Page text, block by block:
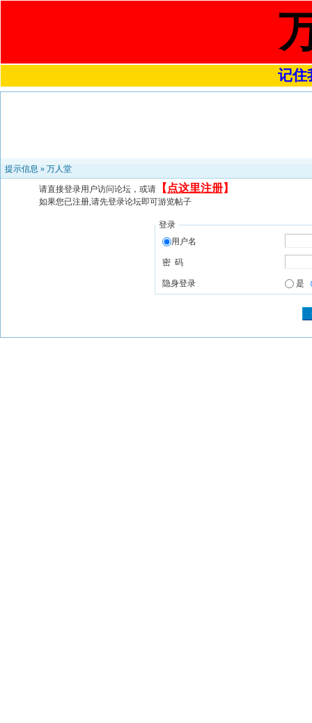
记住
提示信息 » 万人堂
请直接登录用户访问论坛，或请 【 点这里注册】
如果您已注册,请先登录论坛即可游览帖子
登录
用户名
密 码
隐身登录 是